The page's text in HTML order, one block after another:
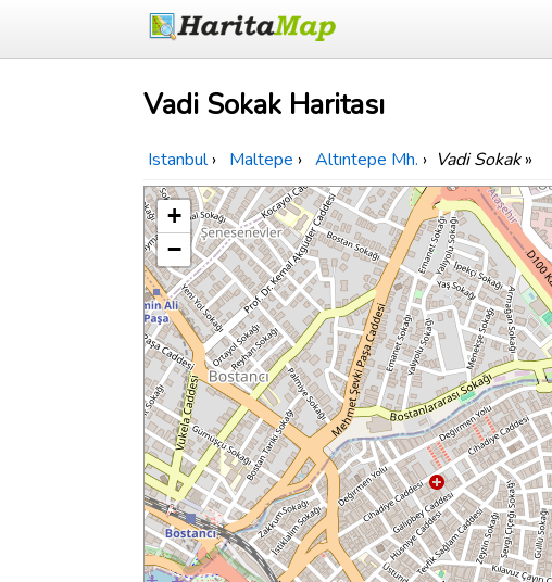
Vadi Sokak Haritası
Istanbul › Maltepe › Altıntepe Mh. › Vadi Sokak»
+
−